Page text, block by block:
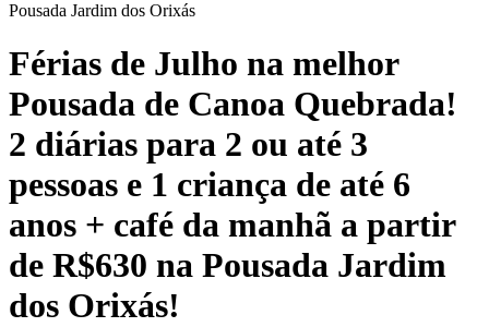
Pousada Jardim dos Orixás
Férias de Julho na melhor
Pousada de Canoa Quebrada!
2 diárias para 2 ou até 3
pessoas e 1 criança de até 6
anos + café da manhã a partir
de R$630 na Pousada Jardim
dos Orixás!